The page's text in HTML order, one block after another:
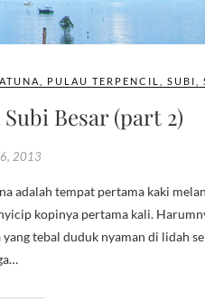
PULAU TERPENCIL SUBI
Besar (part 2)
6, 2013
kopinya pertama kali.
yang tebal duduk nyaman di lidah